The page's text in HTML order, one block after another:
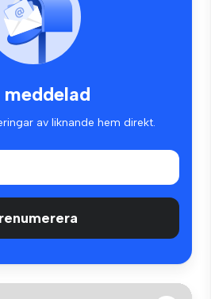
meddelad
av liknande hem direkt.